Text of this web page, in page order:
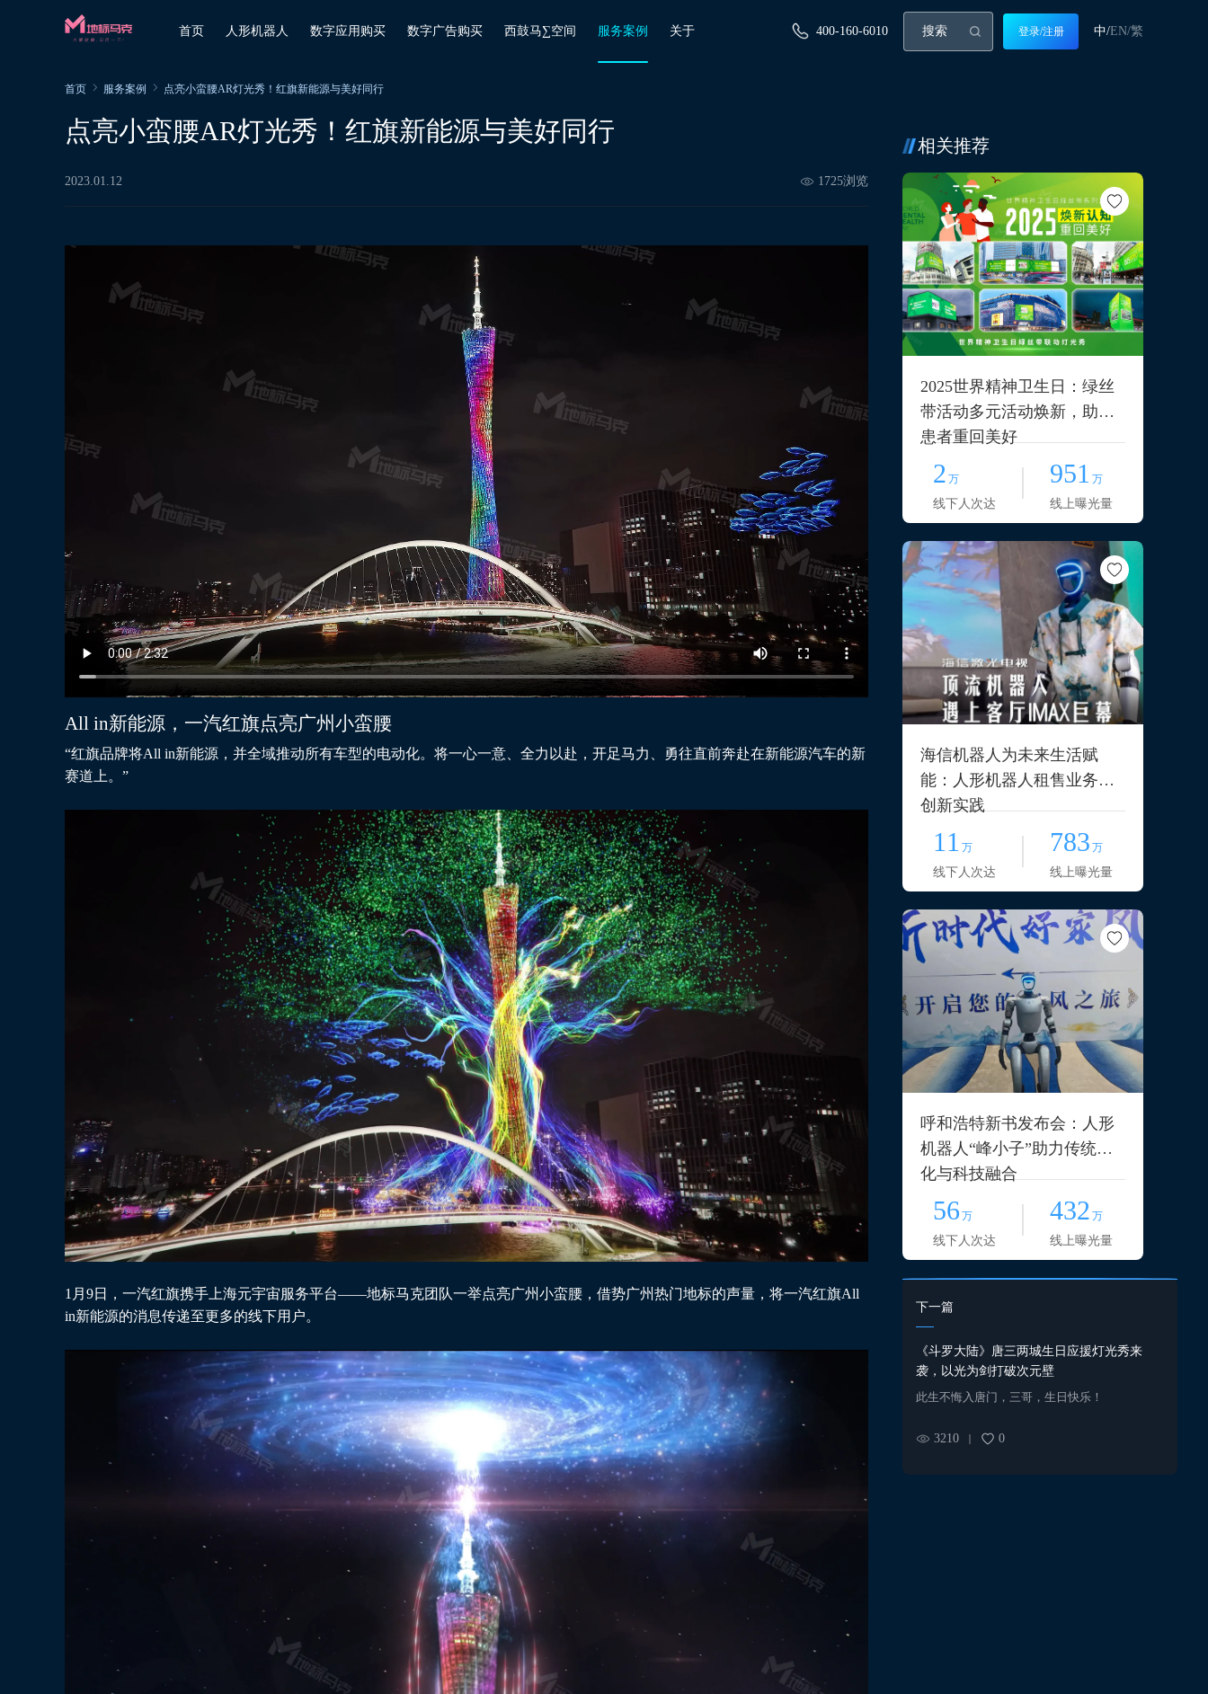
首页 人形机器人 数字应用购买 数字广告购买 西鼓马∑空间 服务案例 关于 400-160-6010 登录/注册 中/EN/繁
首页 服务案例 点亮小蛮腰AR灯光秀！红旗新能源与美好同行
点亮小蛮腰AR灯光秀！红旗新能源与美好同行
2023.01.12 1725浏览
All in新能源，一汽红旗点亮广州小蛮腰
“红旗品牌将All in新能源，并全域推动所有车型的电动化。将一心一意、全力以赴，开足马力、勇往直前奔赴在新能源汽车的新
赛道上。”
1月9日，一汽红旗携手上海元宇宙服务平台——地标马克团队一举点亮广州小蛮腰，借势广州热门地标的声量，将一汽红旗All
in新能源的消息传递至更多的线下用户。
相关推荐
2025世界精神卫生日：绿丝
带活动多元活动焕新，助力
患者重回美好
2 万
线下人次达
951 万
线上曝光量
海信机器人为未来生活赋
能：人形机器人租售业务的
创新实践
11 万
线下人次达
783 万
线上曝光量
呼和浩特新书发布会：人形
机器人“峰小子”助力传统文
化与科技融合
56 万
线下人次达
432 万
线上曝光量
下一篇
《斗罗大陆》唐三两城生日应援灯光秀来
袭，以光为剑打破次元壁
此生不悔入唐门，三哥，生日快乐！
3210 0